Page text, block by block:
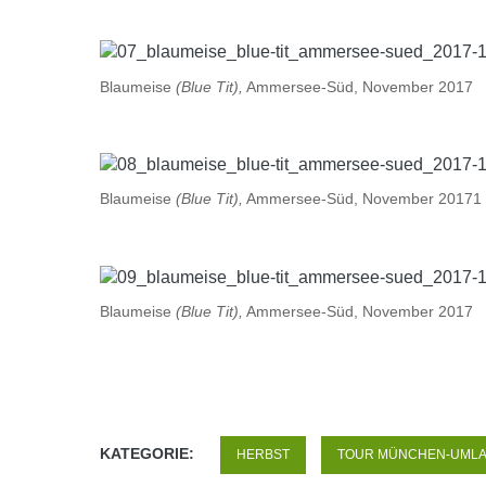
Blaumeise (Blue Tit), Ammersee-Süd, November 2017
Blaumeise (Blue Tit), Ammersee-Süd, November 20171
Blaumeise (Blue Tit), Ammersee-Süd, November 2017
KATEGORIE: HERBST TOUR MÜNCHEN-